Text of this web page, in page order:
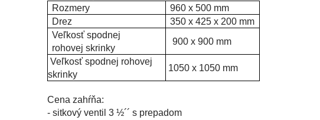
Rozmery
960 x 500 mm
Drez
350 x 425 x 200 mm
Veľkosť spodnej
rohovej skrinky
900 x 900 mm
Veľkosť spodnej rohovej
skrinky
1050 x 1050 mm
Cena zahŕňa:
- sitkový ventil 3 ½´´ s prepadom